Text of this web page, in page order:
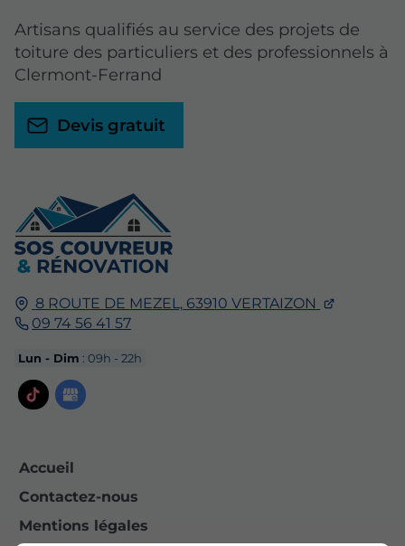
8 ROUTE DE MEZEL, 63910 VERTAIZON
09 74 56 41 57
Lun - Dim : 09h - 22h
Accueil
Contactez-nous
Mentions légales
Artisans qualifiés au service des projets de
toiture des particuliers et des professionnels à
Clermont-Ferrand
Devis gratuit